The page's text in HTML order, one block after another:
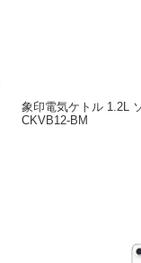
象印電気ケトル 1.2L
CKVB12-BM